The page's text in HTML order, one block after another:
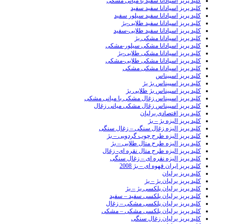
کلید پریز اسپادانا سفید سفید
کلید پریز اسپادانا سفید سیلور سفید
کلید پریز اسپادانا سفید طلایی-بژ
کلید پریز اسپادانا سفید طلایی-سفید
کلید پریز اسپادانا مشکی بژ
کلید پریز اسپادانا مشکی سیلور-مشکی
کلید پریز اسپادانا مشکی طلایی-بژ
کلید پریز اسپادانا مشکی طلایی-مشکی
کلید پریز اسپادانا مشکی مشکی
کلید پریز اسپیناس
کلید پریز اسپیناس بژ بژ
کلید پریز اسپیناس بژ طلایی بژ
کلید پریز اسپیناس زغال مشکی با میانی مشکی
کلید پریز اسپیناس زغال مشکی میانی زغال
کلید پریز اقتصادی برلیان
کلید پریز الیزه بژ – بژ
کلید پریز الیزه زغال سنگی – زغال سنگی
کلید پریز الیزه طرح چوب گردویی – بژ
کلید پریز الیزه طرح متال طلایی – بژ
کلید پریز الیزه طرح متال نقره ای- زغال
کلید پریز الیزه نقره ای – زغال سنگی
کلید پریز ایران قهوه ای – بژ 2008
کلید پریز برلیان
کلید پریز برلیان بژ – بژ
کلید پریز برلیان پلکسی بژ – بژ
کلید پریز برلیان پلکسی سفید – سفید
کلید پریز برلیان پلکسی مشکی – زغال
کلید پریز برلیان پلکسی مشکی – مشکی
کلید پریز برلیان زغال سنگی